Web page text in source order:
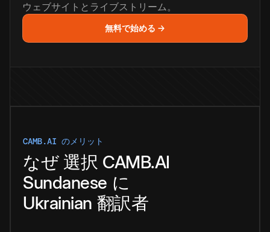
ウェブサイトとライブストリーム。
無料で始める →
CAMB.AI のメリット
なぜ 選択 CAMB.AI
Sundanese に
Ukrainian 翻訳者